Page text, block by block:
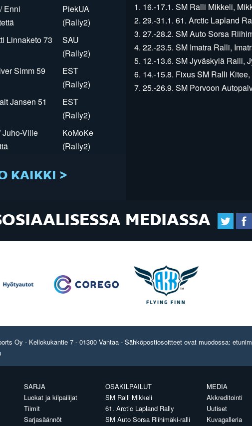
Enni
PiekUA
(Rally2)
Linnaketo 73
SAU
(Rally2)
Simm 59
EST
(Rally2)
Jansen 51
EST
(Rally2)
Juho-Ville
KoMoKe
(Rally2)
KAIKKI >
1. 16.-17.1. SM Ralli Mikkeli,
2. 29.-31.1. 61. Arctic Lapland
3. 27.-28.2. SM Auto Sorsa
4. 22.-23.5. SM Imatra Ralli,
5. 12.-13.6. SM Jyväskylä Ralli,
6. 14.-15.8. Fixus SM Ralli
7. 25.-26.9. SM Porvoon
MEDIASSA
Oy - Kellokukantie 7 - 01300 Vantaa - Sähköpostiosoitteet ovat muodossa:
SARJA
Luokat ja kilpailijat
Tiimit
Sarjasäännöt
OSAKILPAILUT
SM Ralli Mikkeli
61. Arctic Lapland Rally
SM Auto Sorsa Riihimäki-ralli
MEDIA
Akkreditointi
Uutiset
Kuvagalleria